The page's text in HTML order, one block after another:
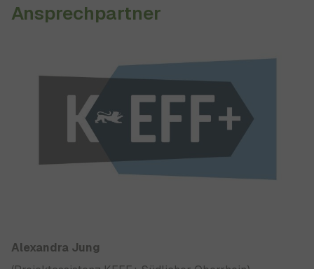
Ansprechpartner
Alexandra Jung